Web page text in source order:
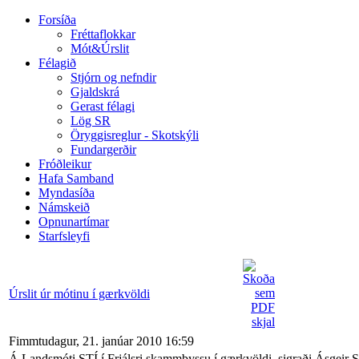
Forsíða
Fréttaflokkar
Mót&Úrslit
Félagið
Stjórn og nefndir
Gjaldskrá
Gerast félagi
Lög SR
Öryggisreglur - Skotskýli
Fundargerðir
Fróðleikur
Hafa Samband
Myndasíða
Námskeið
Opnunartímar
Starfsleyfi
Úrslit úr mótinu í gærkvöldi
Fimmtudagur, 21. janúar 2010 16:59